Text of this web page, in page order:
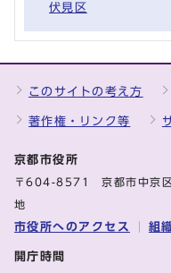
伏見区
このサイトの考え方
著作権・リンク等
京都市役所
〒604-8571 京都市中京区
地
市役所へのアクセス 組
開庁時間